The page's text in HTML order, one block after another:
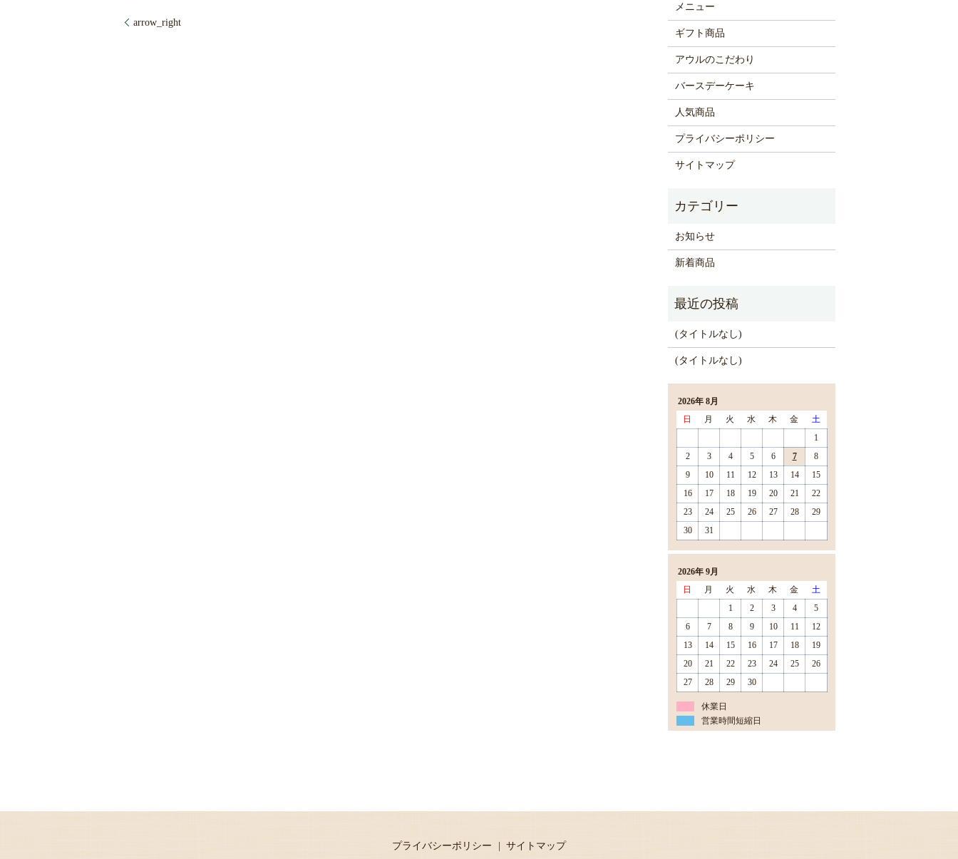
arrow_right
メニュー
ギフト商品
アウルのこだわり
バースデーケーキ
人気商品
プライバシーポリシー
サイトマップ
お知らせ
新着商品
(タイトルなし)
(タイトルなし)
2026年 8月
日
月 火 水 木 金
土
1
2
3 4 5 6 7
8
9
10 11 12 13 14
15
16
17 18 19 20 21
22
23
24 25 26 27 28
29
30
31
2026年 9月
日
月 火 水 木 金
土
1
2 3 4
5
6
7 8 9 10 11
12
13
14 15 16 17 18
19
20
21 22 23 24 25
26
27
28 29 30
休業日
営業時間短縮日
プライバシーポリシー サイトマップ